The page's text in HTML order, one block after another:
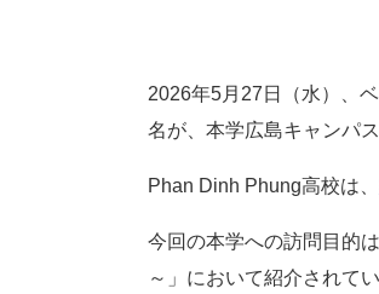
2026年5月27日（水）、
名が、本学広島キャンパ
Phan Dinh Phung高校は、
今回の本学への訪問目的
～」において紹介されて